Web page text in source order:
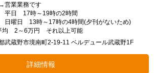
営業業務です
17時～19時の2時間
日 13時～17時の4時間(夕刊がないため)
均 2～6万円 それ以上可能
武蔵野市境南町2-19-11 ベルデュール武蔵野1F
詳細情報